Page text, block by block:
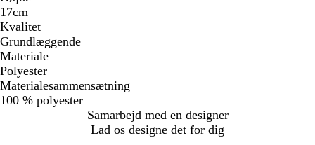
17cm
Kvalitet
Grundlæggende
Materiale
Polyester
Materialesammensætning
100 % polyester
Samarbejd med en designer
Lad os designe det for dig